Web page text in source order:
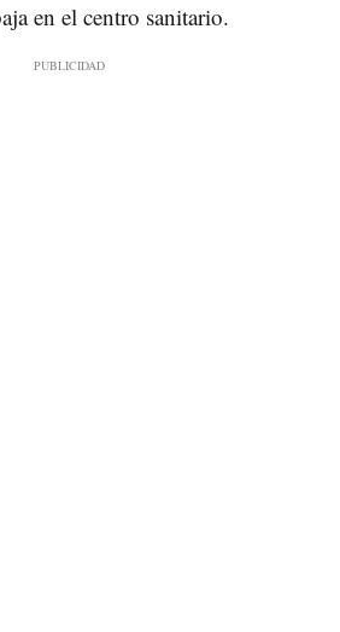
en el centro sanitario.